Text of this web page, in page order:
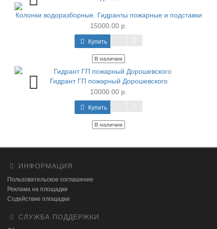
Колонки водоразборные. Гидранты пожарные и подставки
15000.00 р.
Купить
В наличии
Гидрант ГП пожарный Дорошевского
10000.00 р.
Купить
В наличии
ИНФОРМАЦИЯ
Пользовательское соглашение
Реклама на площадке
Содействие площадки
СЛУЖБА ПОДДЕРЖКИ